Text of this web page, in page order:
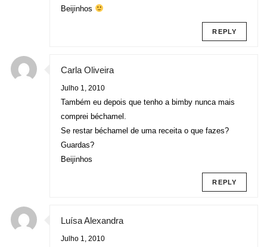
Beijinhos
REPLY
Carla Oliveira
Julho 1, 2010
Também eu depois que tenho a bimby nunca mais
comprei béchamel.
Se restar béchamel de uma receita o que fazes?
Guardas?
Beijinhos
REPLY
Luísa Alexandra
Julho 1, 2010